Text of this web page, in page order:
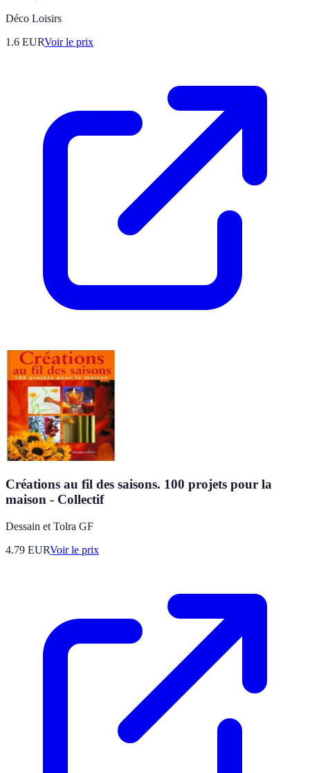
Déco Loisirs
1.6 EURVoir le prix
Créations au fil des saisons. 100 projets pour la
maison - Collectif
Dessain et Tolra GF
4.79 EURVoir le prix